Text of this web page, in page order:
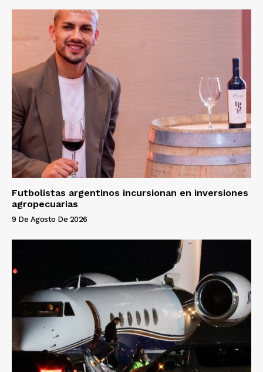
Futbolistas argentinos incursionan en inversiones
agropecuarias
9 De Agosto De 2026